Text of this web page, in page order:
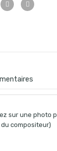
sur une photo
compositeur)